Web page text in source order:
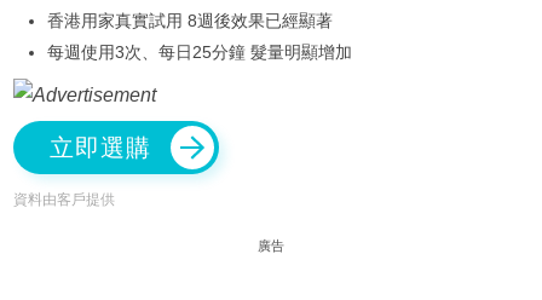
香港用家真實試用 8週後效果已經顯著
每週使用3次、每日25分鐘 髮量明顯增加
立即選購
資料由客戶提供
廣告